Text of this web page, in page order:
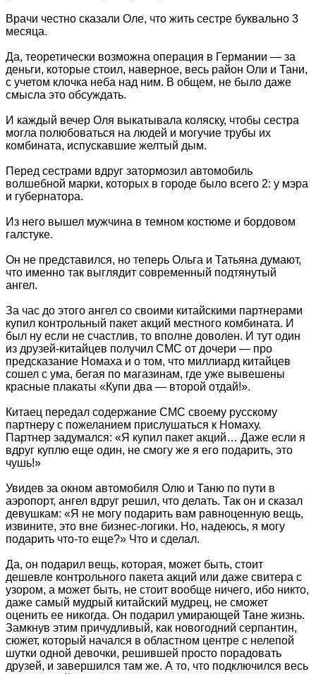
Врачи честно сказали Оле, что жить сестре буквально 3
месяца.
Да, теоретически возможна операция в Германии — за
деньги, которые стоил, наверное, весь район Оли и Тани,
с учетом клочка неба над ним. В общем, не было даже
смысла это обсуждать.
И каждый вечер Оля выкатывала коляску, чтобы сестра
могла полюбоваться на людей и могучие трубы их
комбината, испускавшие желтый дым.
Перед сестрами вдруг затормозил автомобиль
волшебной марки, которых в городе было всего 2: у мэра
и губернатора.
Из него вышел мужчина в темном костюме и бордовом
галстуке.
Он не представился, но теперь Ольга и Татьяна думают,
что именно так выглядит современный подтянутый
ангел.
За час до этого ангел со своими китайскими партнерами
купил контрольный пакет акций местного комбината. И
был ну если не счастлив, то вполне доволен. И тут один
из друзей-китайцев получил СМС от дочери — про
предсказание Номаха и о том, что миллиард китайцев
сошел с ума, бегая по магазинам, где уже вывешены
красные плакаты «Купи два — второй отдай!».
Китаец передал содержание СМС своему русскому
партнеру с пожеланием прислушаться к Номаху.
Партнер задумался: «Я купил пакет акций… Даже если я
вдруг куплю еще один, не смогу же я его подарить, это
чушь!»
Увидев за окном автомобиля Олю и Таню по пути в
аэропорт, ангел вдруг решил, что делать. Так он и сказал
девушкам: «Я не могу подарить вам равноценную вещь,
извините, это вне бизнес-логики. Но, надеюсь, я могу
подарить что-то еще?» Что и сделал.
Да, он подарил вещь, которая, может быть, стоит
дешевле контрольного пакета акций или даже свитера с
узором, а может быть, не стоит вообще ничего, ибо никто,
даже самый мудрый китайский мудрец, не сможет
оценить ее никогда. Он подарил умирающей Тане жизнь.
Замкнув этим причудливый, как новогодний серпантин,
сюжет, который начался в областном центре с нелепой
шутки одной девочки, решившей просто порадовать
друзей, и завершился там же. А то, что подключился весь